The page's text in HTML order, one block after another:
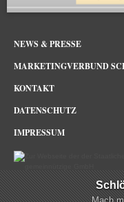
NEWS & PRESSE
MARKETINGVERBUND
KONTAKT
DATENSCHUTZ
IMPRESSUM
Schlösserland Sachsen